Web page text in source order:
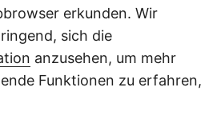
erkunden. Wir
sich die
anzusehen, um mehr
Funktionen zu erfahren,